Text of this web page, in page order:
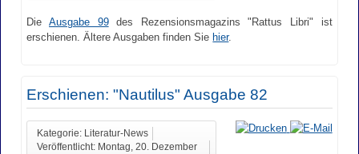
Die Ausgabe 99des Rezensionsmagazins "Rattus Libri" ist
erschienen. Ältere Ausgaben finden Siehier.
Erschienen: "Nautilus" Ausgabe 82
Kategorie: Literatur-News
Veröffentlicht: Montag, 20. Dezember